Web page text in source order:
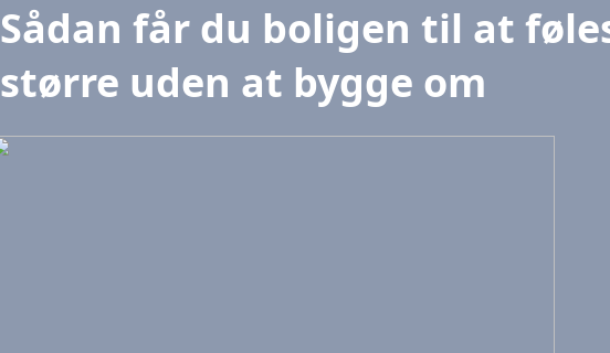
Sådan får du boligen til at
større uden at bygge om